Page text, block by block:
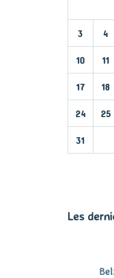
3 4
10 11
17 18
24 25
31
Les